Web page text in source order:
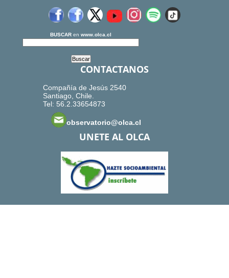
BUSCAR en www.olca.cl
CONTACTANOS
Compañía de Jesús 2540
Santiago, Chile.
Tel: 56.2.33654873
observatorio@olca.cl
UNETE AL OLCA